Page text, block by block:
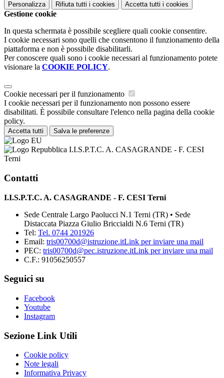
Personalizza Rifiuta tutti i cookies Accetta tutti i cookies
Gestione cookie
In questa schermata è possibile scegliere quali cookie consentire.
I cookie necessari sono quelli che consentono il funzionamento della
piattaforma e non è possibile disabilitarli.
Per conoscere quali sono i cookie necessari al funzionamento potete
visionare la COOKIE POLICY.
Cookie necessari per il funzionamento
I cookie necessari per il funzionamento non possono essere
disabilitati. È possibile consultare l'elenco nella pagina della cookie
policy.
Accetta tutti Salva le preferenze
I.I.S.P.T.C. A. CASAGRANDE - F. CESI
Terni
Contatti
I.I.S.P.T.C. A. CASAGRANDE - F. CESI Terni
Sede Centrale Largo Paolucci N.1 Terni (TR) • Sede
Distaccata Piazza Giulio Briccialdi N.6 Terni (TR)
Tel: Tel. 0744 201926
Email: tris00700d@istruzione.itLink per inviare una mail
PEC: tris00700d@pec.istruzione.itLink per inviare una mail
C.F.: 91056250557
Seguici su
Facebook
Youtube
Instagram
Sezione Link Utili
Cookie policy
Note legali
Informativa Privacy